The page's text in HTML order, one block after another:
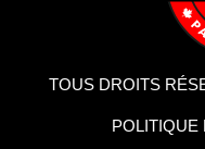
TOUS DROITS
POLITIQUE